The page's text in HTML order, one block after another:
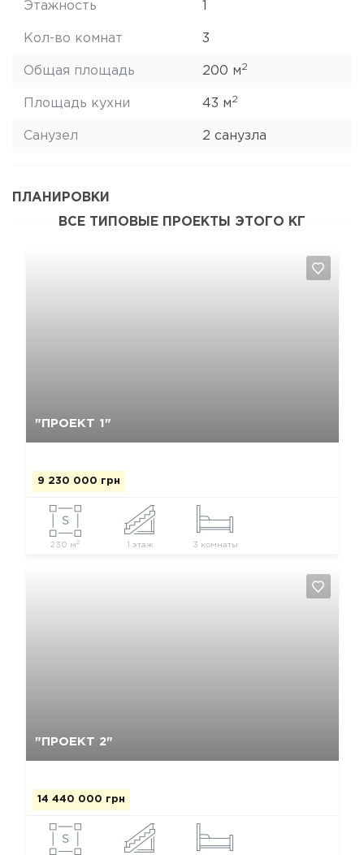
Этажность
Кол-во комнат 3
Общая площадь 200 м2
Площадь кухни 43 м2
Санузел 2 санузла
ПЛАНИРОВКИ
ВСЕ ТИПОВЫЕ ПРОЕКТЫ ЭТОГО КГ
"ПРОЕКТ 1"
9 230 000 грн
230 м2 1 этаж 3 комнаты
"ПРОЕКТ 2"
14 440 000 грн